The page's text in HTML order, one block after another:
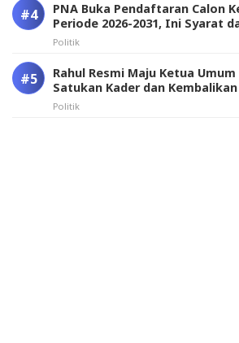
PNA Buka Pendaftaran Calon
Periode 2026-2031, Ini Syarat
Politik
Rahul Resmi Maju Ketua
Satukan Kader dan
Politik